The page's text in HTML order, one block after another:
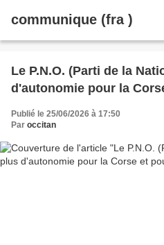
communique (fra )
Le P.N.O. (Parti de la
d'autonomie pour la
Publié le 25/06/2026 à 17:50
Par occitan